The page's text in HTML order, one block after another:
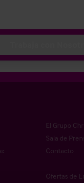
El Grupo
Sala de
Contacto
Ofertas de